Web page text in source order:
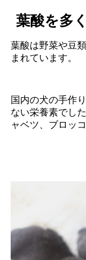
葉酸を多
葉酸は野菜や豆
まれています。
国内の犬の手作
ない栄養素でし
ャベツ、ブロッ